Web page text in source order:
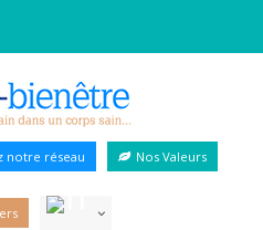
notre réseau Nos Valeurs